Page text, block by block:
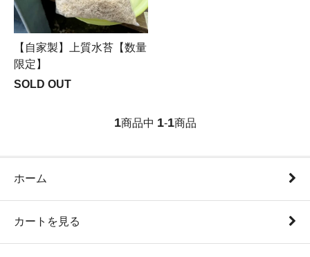
【自家製】上質水苔【数量
限定】
SOLD OUT
1商品中 1-1商品
ホーム
カートを見る